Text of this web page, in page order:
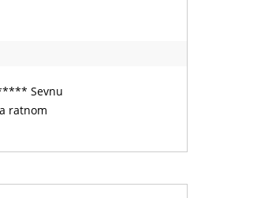
Sevnu
ratnom